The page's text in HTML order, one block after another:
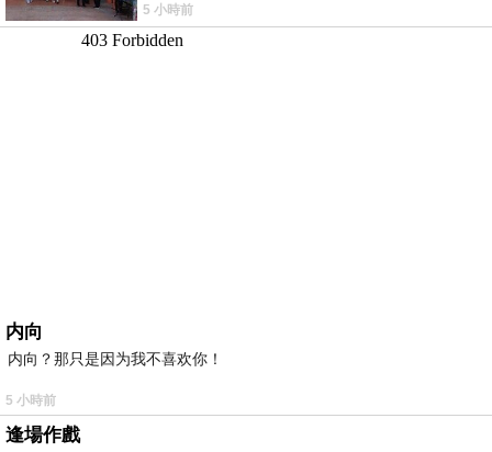
耳機評語：非常有特色，值得喜愛美型工
5 小時前
内向
内向？那只是因为我不喜欢你！
5 小時前
逢場作戲